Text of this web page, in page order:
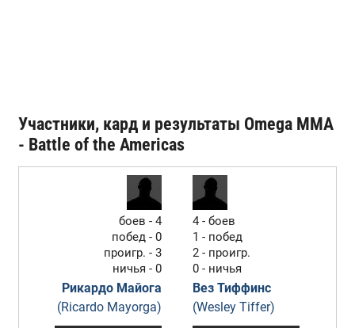
Участники, кард и результаты Omega MMA
- Battle of the Americas
боев - 4
побед - 0
проигр. - 3
ничья - 0
Рикардо Майога
(Ricardo Mayorga)
4 - боев
1 - побед
2 - проигр.
0 - ничья
Вез Тиффинс
(Wesley Tiffer)